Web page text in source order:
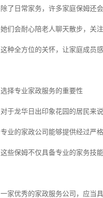
除了日常家务，许多家庭保姆还
她们会耐心陪老人聊天散步，关
这种全方位的关怀，让家庭成员
选择专业家政服务的重要性
对于龙华日出印象花园的居民来
专业的家政公司能够提供经过严
这些保姆不仅具备专业的家务技
一家优秀的家政服务公司，应当